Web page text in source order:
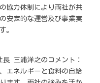
協力体制により両社が共
安定的な運営及び事業実
。
三浦洋之のコメント：
エネルギーと食料の自給